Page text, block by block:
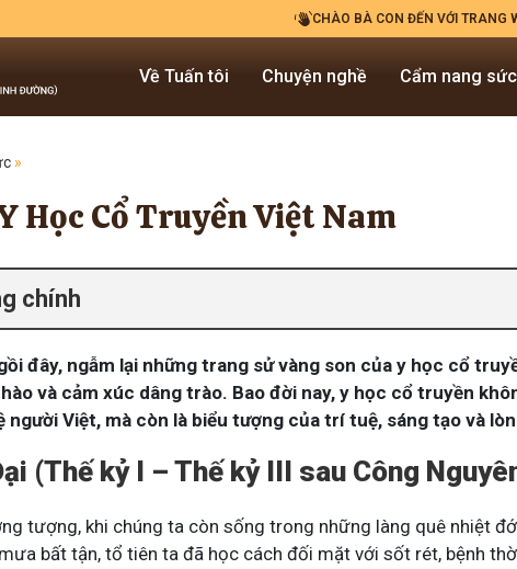
CHÀO BÀ CON ĐẾN VỚI TRANG
Về Tuấn tôi Chuyện nghề Cẩm nang
»
Học Cổ Truyền Việt Nam
chính
đây, ngẫm lại những trang sử vàng son của y học cổ
và cảm xúc dâng trào. Bao đời nay, y học cổ truyền
người Việt, mà còn là biểu tượng của trí tuệ, sáng tạo và
(Thế kỷ I – Thế kỷ III sau Công
tượng, khi chúng ta còn sống trong những làng quê nhiệt
bất tận, tổ tiên ta đã học cách đối mặt với sốt rét, bệnh